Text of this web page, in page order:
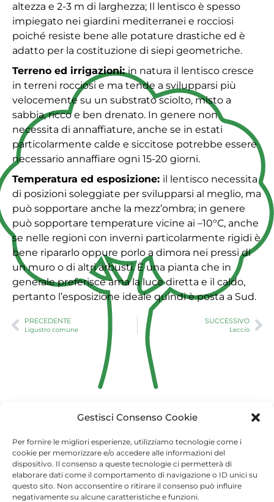
Gestisci Consenso Cookie
Per fornire le migliori esperienze, utilizziamo tecnologie come i
cookie per memorizzare e/o accedere alle informazioni del
dispositivo. Il consenso a queste tecnologie ci permetterà di
elaborare dati come il comportamento di navigazione o ID unici su
questo sito. Non acconsentire o ritirare il consenso può influire
negativamente su alcune caratteristiche e funzioni.
altezza e 2-3 m di larghezza; Il lentisco è spesso
impiegato nei giardini mediterranei e rocciosi
poiché resiste bene alle potature drastiche ed è
adatto per la costituzione di siepi geometriche.
Terreno ed irrigazioni:in natura il lentisco cresce
in terreni rocciosi e ma tende a svilupparsi più
velocemente su un substrato sciolto, misto a
sabbia, ricco e ben drenato. In genere non
necessita di annaffiature, anche se in estati
particolarmente calde e siccitose potrebbe essere
necessario annaffiare ogni 15-20 giorni.
Temperatura ed esposizione: il lentisco necessita
di posizioni soleggiate per svilupparsi al meglio, ma
può sopportare anche la mezz’ombra; in genere
può sopportare temperature vicine ai –10°C, anche
se nelle regioni con inverni particolarmente rigidi è
bene ripararlo oppure porlo a dimora nei pressi di
un muro o di altri arbusti. È una pianta che in
generale preferisce ama la luce diretta e il caldo,
pertanto l’esposizione ideale quindi è posta a Sud.
PRECEDENTE
Ligustro comune
SUCCESSIVO
Leccio
Copyright 2021 - Arma dei Carabinieri
unalberoperilfuturo@carabinieri.it
Privacy Dashboard